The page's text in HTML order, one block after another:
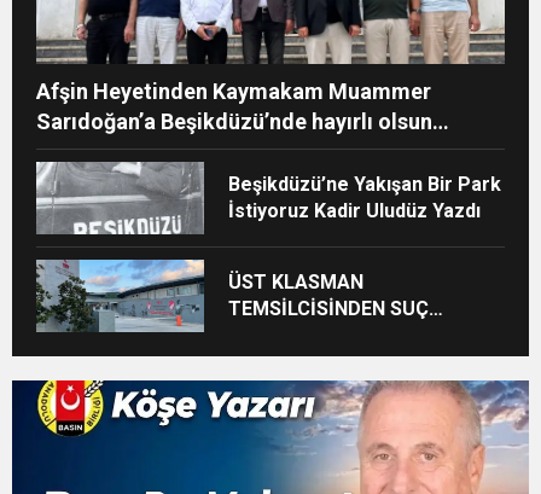
Afşin Heyetinden Kaymakam Muammer
Sarıdoğan’a Beşikdüzü’nde hayırlı olsun
ziyareti
Beşikdüzü’ne Yakışan Bir Park
İstiyoruz Kadir Uludüz Yazdı
ÜST KLASMAN
TEMSİLCİSİNDEN SUÇ